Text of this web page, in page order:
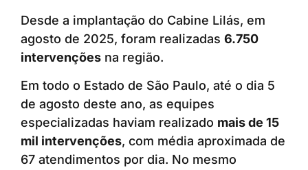
Desde a implantação do Cabine Lilás, em
agosto de 2025, foram realizadas 6.750
intervenções na região.
Em todo o Estado de São Paulo, até o dia 5
de agosto deste ano, as equipes
especializadas haviam realizado mais de 15
mil intervenções, com média aproximada de
67 atendimentos por dia. No mesmo